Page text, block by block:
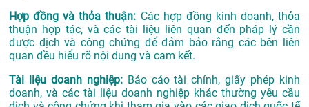
Hợp đồng và thỏa thuận: Các hợp đồng kinh doanh, thỏa
thuận hợp tác, và các tài liệu liên quan đến pháp lý cần
được dịch và công chứng để đảm bảo rằng các bên liên
quan đều hiểu rõ nội dung và cam kết.
Tài liệu doanh nghiệp:Báo cáo tài chính, giấy phép kinh
doanh, và các tài liệu doanh nghiệp khác thường yêu cầu